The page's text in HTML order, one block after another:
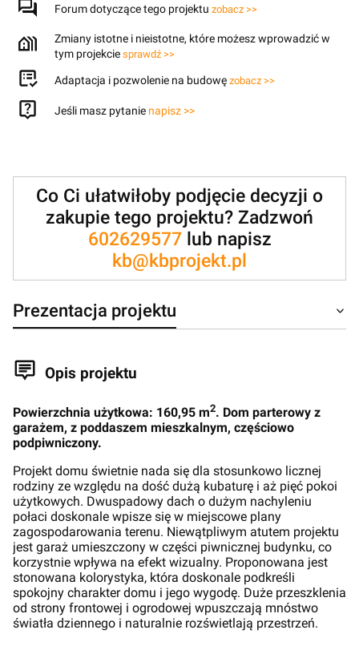
Forum dotyczące tego projektu zobacz >>
Zmiany istotne i nieistotne, które możesz wprowadzić w
tym projekcie sprawdź >>
Adaptacja i pozwolenie na budowę zobacz >>
Jeśli masz pytanie napisz >>
Co Ci ułatwiłoby podjęcie decyzji o
zakupie tego projektu? Zadzwoń
602629577lub napisz
kb@kbprojekt.pl
Prezentacja projektu
Opis projektu
Powierzchnia użytkowa: 160,95 m2. Dom parterowy z
garażem, z poddaszem mieszkalnym, częściowo
podpiwniczony.
Projekt domu świetnie nada się dla stosunkowo licznej
rodziny ze względu na dość dużą kubaturę i aż pięć pokoi
użytkowych. Dwuspadowy dach o dużym nachyleniu
połaci doskonale wpisze się w miejscowe plany
zagospodarowania terenu. Niewątpliwym atutem projektu
jest garaż umieszczony w części piwnicznej budynku, co
korzystnie wpływa na efekt wizualny. Proponowana jest
stonowana kolorystyka, która doskonale podkreśli
spokojny charakter domu i jego wygodę. Duże przeszklenia
od strony frontowej i ogrodowej wpuszczają mnóstwo
światła dziennego i naturalnie rozświetlają przestrzeń.